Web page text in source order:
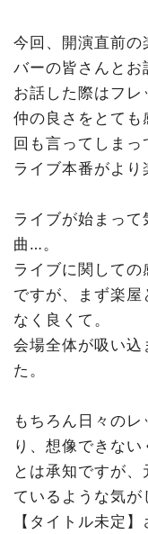
今回、開演直前の
バーの皆さんとお
お話した際はフ
仲の良さをとても
回も言ってしまっ
ライブ本番がより
ライブが始まっ
曲…。
ライブに関して
ですが、まず楽屋
なく良くて。
会場全体が吸い込
た。
もちろん日々の
り、想像できな
とは承知ですが
ているような気が
【タイトル未定